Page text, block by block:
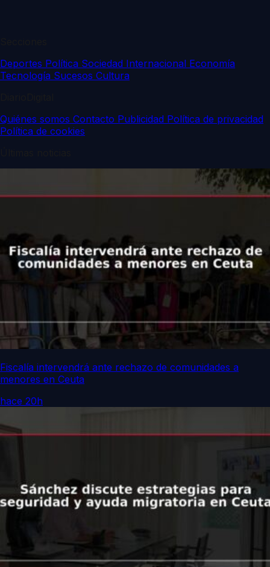
Deportes Política Sociedad Internacional Economía
Tecnología Sucesos Cultura
Quiénes somos Contacto Publicidad Política de privacidad
Política de cookies
Fiscalía intervendrá ante rechazo de comunidades a
menores en Ceuta
hace 20h